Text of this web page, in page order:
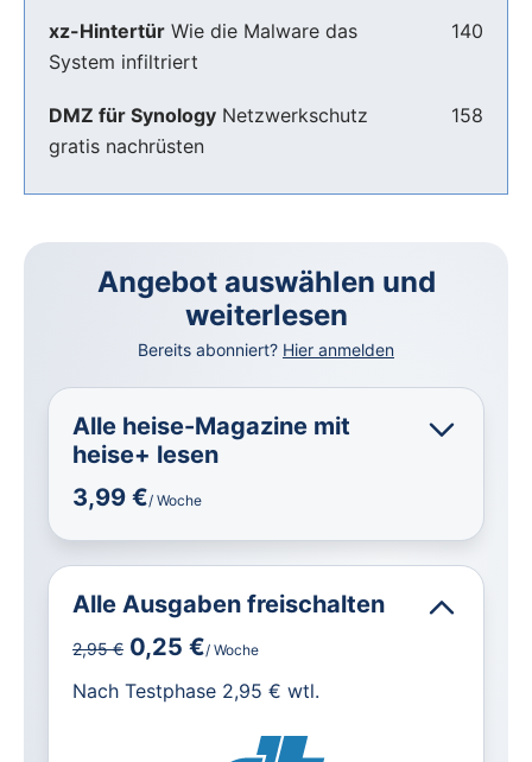
xz-Hintertür Wie die Malware das
System infiltriert
140
DMZ für Synology Netzwerkschutz
gratis nachrüsten
158
Angebot auswählen und
weiterlesen
Bereits abonniert? Hier anmelden
Alle heise-Magazine mit
heise+ lesen
3,99 €/ Woche
Alle Ausgaben freischalten
2,95 € 0,25 €/ Woche
Nach Testphase 2,95 € wtl.